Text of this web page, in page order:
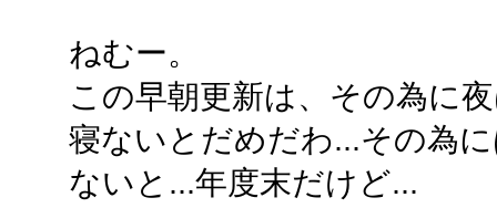
ねむー。
この早朝更新は、その為に
寝ないとだめだわ...その為
ないと...年度末だけど...